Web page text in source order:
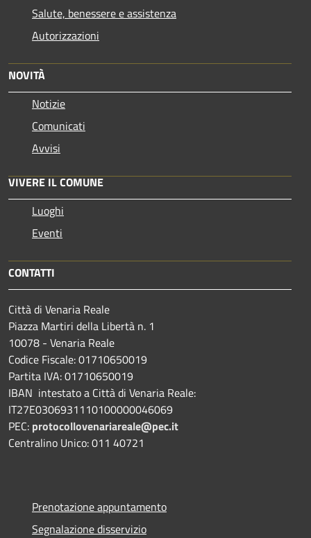
Salute, benessere e assistenza
Autorizzazioni
NOVITÀ
Notizie
Comunicati
Avvisi
VIVERE IL COMUNE
Luoghi
Eventi
CONTATTI
Città di Venaria Reale
Piazza Martiri della Libertà n. 1
10078 - Venaria Reale
Codice Fiscale: 01710650019
Partita IVA: 01710650019
IBAN intestato a Città di Venaria Reale:
IT27E0306931110100000046069
PEC: protocollovenariareale@pec.it
Centralino Unico: 011 40721
Prenotazione appuntamento
Segnalazione disservizio